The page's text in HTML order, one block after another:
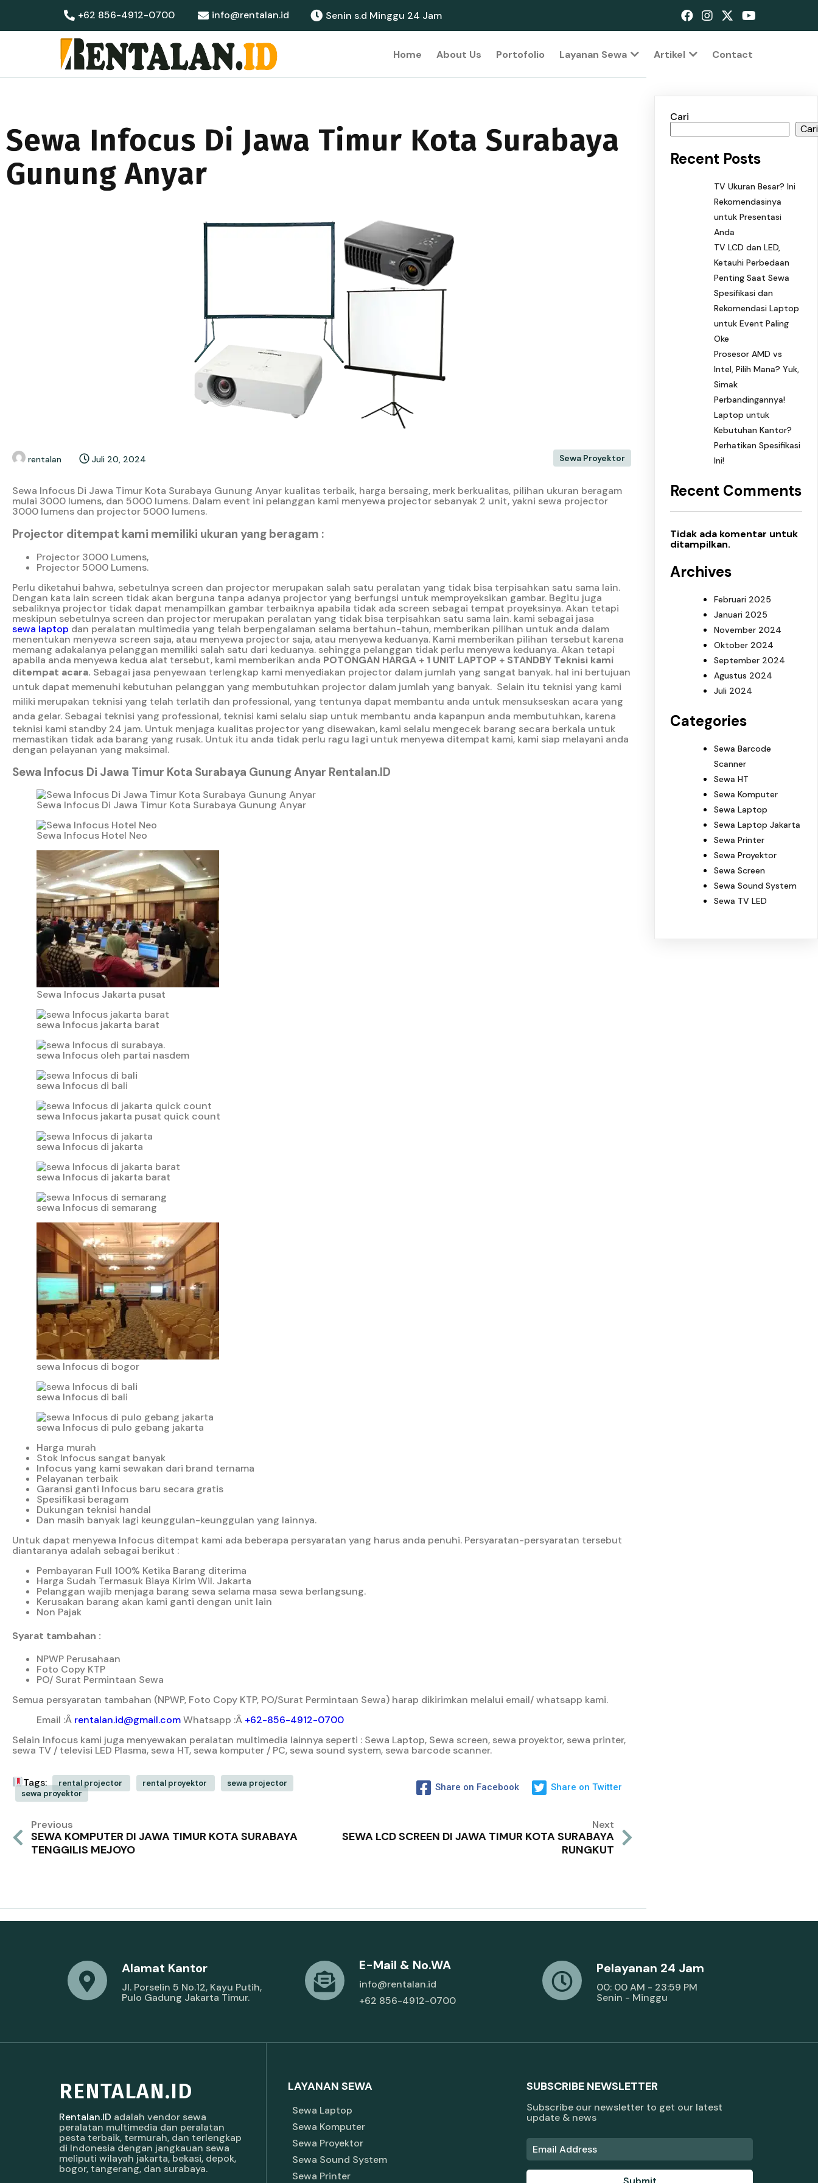
+62 856-4912-0700 info@rentalan.id Senin s.d Minggu 24 Jam
Home About Us Portofolio Layanan Sewa Artikel Contact
Sewa Infocus Di Jawa Timur Kota Surabaya
Gunung Anyar
rentalan Juli 20, 2024 Sewa Proyektor
Sewa Infocus Di Jawa Timur Kota Surabaya Gunung Anyar kualitas terbaik, harga bersaing, merk berkualitas, pilihan ukuran beragam
mulai 3000 lumens, dan 5000 lumens. Dalam event ini pelanggan kami menyewa projector sebanyak 2 unit, yakni sewa projector
3000 lumens dan projector 5000 lumens.
Projector ditempat kami memiliki ukuran yang beragam :
Projector 3000 Lumens,
Projector 5000 Lumens.
Perlu diketahui bahwa, sebetulnya screen dan projector merupakan salah satu peralatan yang tidak bisa terpisahkan satu sama lain.
Dengan kata lain screen tidak akan berguna tanpa adanya projector yang berfungsi untuk memproyeksikan gambar. Begitu juga
sebaliknya projector tidak dapat menampilkan gambar terbaiknya apabila tidak ada screen sebagai tempat proyeksinya. Akan tetapi
meskipun sebetulnya screen dan projector merupakan peralatan yang tidak bisa terpisahkan satu sama lain. kami sebagai jasa
sewa laptop dan peralatan multimedia yang telah berpengalaman selama bertahun-tahun, memberikan pilihan untuk anda dalam
menentukan menyewa screen saja, atau menyewa projector saja, atau menyewa keduanya. Kami memberikan pilihan tersebut karena
memang adakalanya pelanggan memiliki salah satu dari keduanya. sehingga pelanggan tidak perlu menyewa keduanya. Akan tetapi
apabila anda menyewa kedua alat tersebut, kami memberikan anda POTONGAN HARGA + 1 UNIT LAPTOP + STANDBY Teknisi kami
ditempat acara. Sebagai jasa penyewaan terlengkap kami menyediakan projector dalam jumlah yang sangat banyak. hal ini bertujuan
untuk dapat memenuhi kebutuhan pelanggan yang membutuhkan projector dalam jumlah yang banyak. Selain itu teknisi yang kami
miliki merupakan teknisi yang telah terlatih dan professional, yang tentunya dapat membantu anda untuk mensukseskan acara yang
anda gelar. Sebagai teknisi yang professional, teknisi kami selalu siap untuk membantu anda kapanpun anda membutuhkan, karena
teknisi kami standby 24 jam. Untuk menjaga kualitas projector yang disewakan, kami selalu mengecek barang secara berkala untuk
memastikan tidak ada barang yang rusak. Untuk itu anda tidak perlu ragu lagi untuk menyewa ditempat kami, kami siap melayani anda
dengan pelayanan yang maksimal.
Sewa Infocus Di Jawa Timur Kota Surabaya Gunung Anyar Rentalan.ID
Sewa Infocus Di Jawa Timur Kota Surabaya Gunung Anyar
Sewa Infocus Hotel Neo
Sewa Infocus Jakarta pusat
sewa Infocus jakarta barat
sewa Infocus oleh partai nasdem
sewa Infocus di bali
sewa Infocus jakarta pusat quick count
sewa Infocus di jakarta
sewa Infocus di jakarta barat
sewa Infocus di semarang
sewa Infocus di bogor
sewa Infocus di bali
sewa Infocus di pulo gebang jakarta
Harga murah
Stok Infocus sangat banyak
Infocus yang kami sewakan dari brand ternama
Pelayanan terbaik
Garansi ganti Infocus baru secara gratis
Spesifikasi beragam
Dukungan teknisi handal
Dan masih banyak lagi keunggulan-keunggulan yang lainnya.
Untuk dapat menyewa Infocus ditempat kami ada beberapa persyaratan yang harus anda penuhi. Persyaratan-persyaratan tersebut
diantaranya adalah sebagai berikut :
Pembayaran Full 100% Ketika Barang diterima
Harga Sudah Termasuk Biaya Kirim Wil. Jakarta
Pelanggan wajib menjaga barang sewa selama masa sewa berlangsung.
Kerusakan barang akan kami ganti dengan unit lain
Non Pajak
Syarat tambahan :
NPWP Perusahaan
Foto Copy KTP
PO/ Surat Permintaan Sewa
Semua persyaratan tambahan (NPWP, Foto Copy KTP, PO/Surat Permintaan Sewa) harap dikirimkan melalui email/ whatsapp kami.
Email :Â rentalan.id@gmail.comWhatsapp :Â +62-856-4912-0700
Selain Infocus kami juga menyewakan peralatan multimedia lainnya seperti : Sewa Laptop, Sewa screen, sewa proyektor, sewa printer,
sewa TV / televisi LED Plasma, sewa HT, sewa komputer / PC, sewa sound system, sewa barcode scanner.
Tags: rental projector rental proyektor
sewa projector
sewa proyektor
Share on Facebook Share on Twitter
Previous
SEWA KOMPUTER DI JAWA TIMUR KOTA SURABAYA
TENGGILIS MEJOYO
Next
SEWA LCD SCREEN DI JAWA TIMUR KOTA SURABAYA
RUNGKUT
Cari
Cari
Recent Posts
TV Ukuran Besar? Ini
Rekomendasinya
untuk Presentasi
Anda
TV LCD dan LED,
Ketauhi Perbedaan
Penting Saat Sewa
Spesifikasi dan
Rekomendasi Laptop
untuk Event Paling
Oke
Prosesor AMD vs
Intel, Pilih Mana? Yuk,
Simak
Perbandingannya!
Laptop untuk
Kebutuhan Kantor?
Perhatikan Spesifikasi
Ini!
Recent Comments
Tidak ada komentar untuk
ditampilkan.
Archives
Februari 2025
Januari 2025
November 2024
Oktober 2024
September 2024
Agustus 2024
Juli 2024
Categories
Sewa Barcode
Scanner
Sewa HT
Sewa Komputer
Sewa Laptop
Sewa Laptop Jakarta
Sewa Printer
Sewa Proyektor
Sewa Screen
Sewa Sound System
Sewa TV LED
Alamat Kantor
Jl. Porselin 5 No.12, Kayu Putih,
Pulo Gadung Jakarta Timur.
E-Mail & No.WA
info@rentalan.id
+62 856-4912-0700
Pelayanan 24 Jam
00: 00 AM - 23:59 PM
Senin - Minggu
RENTALAN.ID
Rentalan.ID adalah vendor sewa
peralatan multimedia dan peralatan
pesta terbaik, termurah, dan terlengkap
di Indonesia dengan jangkauan sewa
meliputi wilayah jakarta, bekasi, depok,
bogor, tangerang, dan surabaya.
LAYANAN SEWA
Sewa Laptop
Sewa Komputer
Sewa Proyektor
Sewa Sound System
Sewa Printer
SUBSCRIBE NEWSLETTER
Subscribe our newsletter to get our latest
update & news